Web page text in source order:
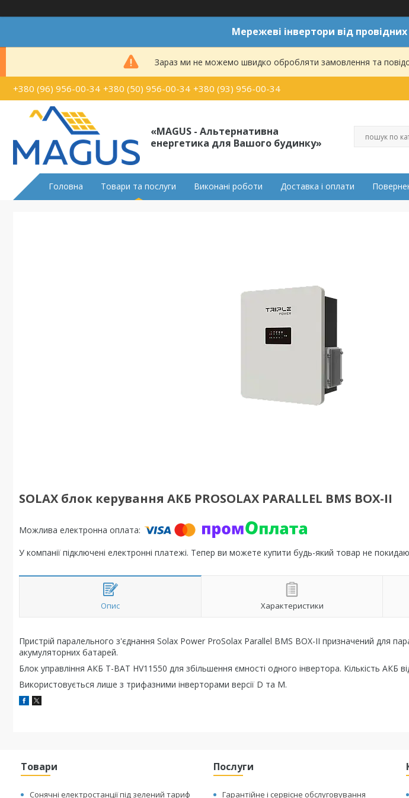
Мережеві інвертори від
Зараз ми не можемо швидко обробляти замовлення та
+380 (96) 956-00-34 +380 (50) 956-00-34 +380 (93) 956-00-34
«MAGUS - Альтернативна
енергетика для Вашого будинку»
Головна Товари та послуги Виконані роботи Доставка і оплати
SOLAX блок керування АКБ PROSOLAX PARALLEL BMS BOX-II
У компанії підключені електронні платежі. Тепер ви можете купити будь-який товар не
Опис Характеристики
Пристрій паралельного з'єднання Solax Power ProSolax Parallel BMS BOX-II призначений для
акумуляторних батарей.
Блок управління АКБ T-BAT HV11550 для збільшення ємності одного інвертора. Кількість АКБ
Використовується лише з трифазними інверторами версії D та M.
Товари
Сонячні електростанції під зелений тариф
Послуги
Гарантійне і сервісне обслуговування